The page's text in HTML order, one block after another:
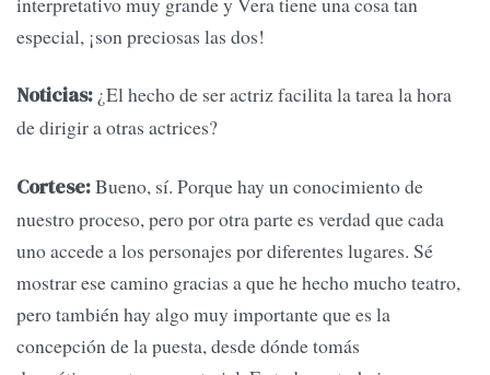
especial, ¡son preciosas las dos!
Noticias: ¿El hecho de ser actriz facilita la tarea la hora
de dirigir a otras actrices?
Cortese:Bueno, sí. Porque hay un conocimiento de
nuestro proceso, pero por otra parte es verdad que cada
uno accede a los personajes por diferentes lugares. Sé
mostrar ese camino gracias a que he hecho mucho teatro,
pero también hay algo muy importante que es la
concepción de la puesta, desde dónde tomás